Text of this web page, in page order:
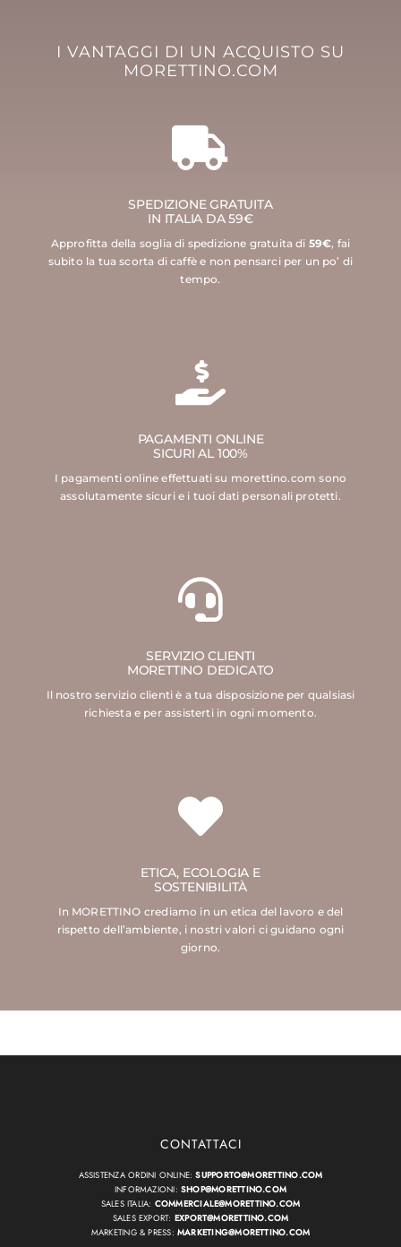
I VANTAGGI DI UN ACQUISTO SU
MORETTINO.COM
SPEDIZIONE GRATUITA
IN ITALIA DA 59€
Approfitta della soglia di spedizione gratuita di 59€, fai
subito la tua scorta di caffè e non pensarci per un po’ di
tempo.
PAGAMENTI ONLINE
SICURI AL 100%
I pagamenti online effettuati su morettino.com sono
assolutamente sicuri e i tuoi dati personali protetti.
SERVIZIO CLIENTI
MORETTINO DEDICATO
Il nostro servizio clienti è a tua disposizione per qualsiasi
richiesta e per assisterti in ogni momento.
ETICA, ECOLOGIA E
SOSTENIBILITÀ
In MORETTINO crediamo in un etica del lavoro e del
rispetto dell’ambiente, i nostri valori ci guidano ogni
giorno.
CONTATTACI
ASSISTENZA ORDINI ONLINE:SUPPORTO@MORETTINO.COM
INFORMAZIONI:SHOP@MORETTINO.COM
SALES ITALIA: COMMERCIALE@MORETTINO.COM
SALES EXPORT: EXPORT@MORETTINO.COM
MARKETING & PRESS:MARKETING@MORETTINO.COM